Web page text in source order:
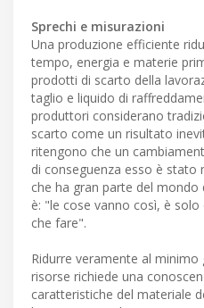
Sprechi e misurazioni
Una produzione efficiente
tempo, energia e materie
prodotti di scarto della
taglio e liquido di
produttori considerano
scarto come un risultato
ritengono che un
di conseguenza esso è
che ha gran parte del mondo
è: "le cose vanno così, è
che fare".
Ridurre veramente al minimo
risorse richiede una
caratteristiche del materiale